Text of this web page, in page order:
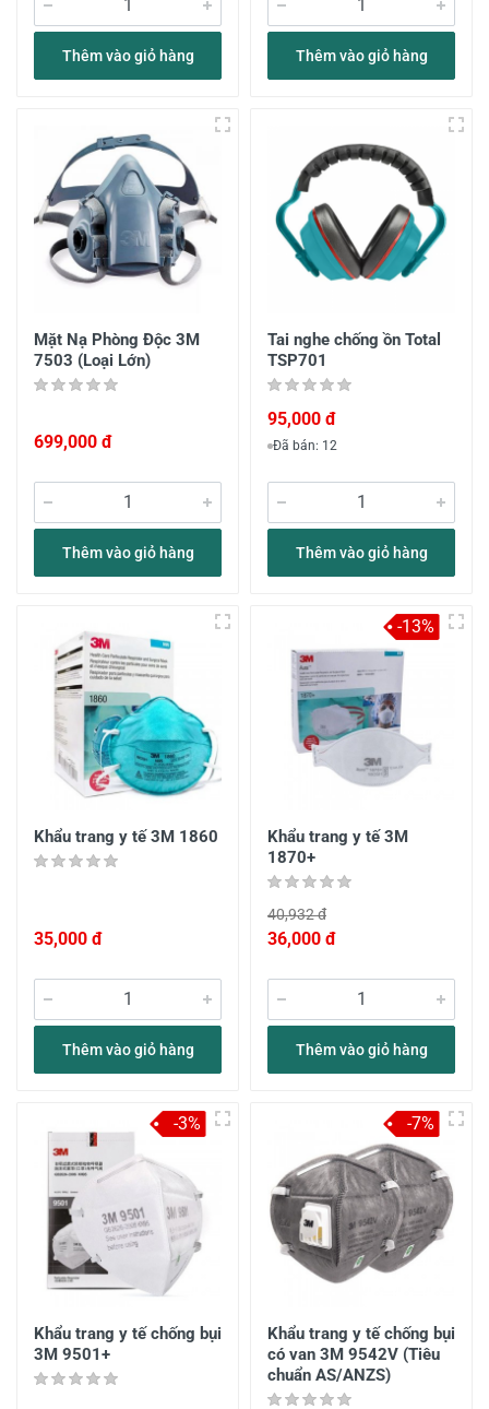
Thêm vào giỏ hàng Thêm vào giỏ hàng
Mặt Nạ Phòng Độc 3M
7503 (Loại Lớn)
699,000 đ
Thêm vào giỏ hàng
Tai nghe chống ồn Total
TSP701
95,000 đ
Đã bán: 12
Thêm vào giỏ hàng
Khẩu trang y tế 3M 1860
35,000 đ
Thêm vào giỏ hàng
Khẩu trang y tế 3M
1870+
40,932 đ
36,000 đ
Thêm vào giỏ hàng
-13%
Khẩu trang y tế chống bụi
3M 9501+
-3%
Khẩu trang y tế chống bụi
có van 3M 9542V (Tiêu
chuẩn AS/ANZS)
-7%